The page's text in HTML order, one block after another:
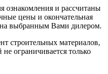
ознакомления и рассчитаны
цены и окончательная
выбранным Вами дилером.
строительных материалов,
ограничивается только